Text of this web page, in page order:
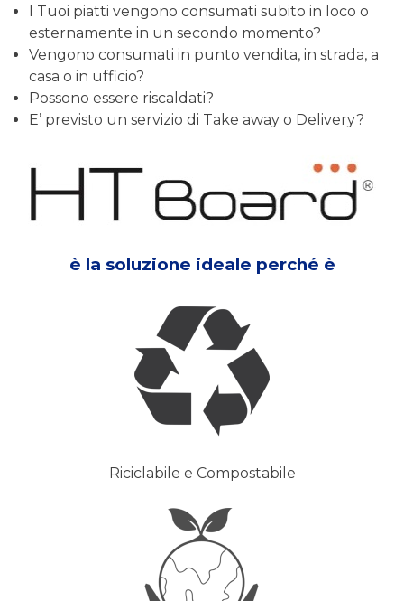
I Tuoi piatti vengono consumati subito in loco o
esternamente in un secondo momento?
Vengono consumati in punto vendita, in strada, a
casa o in ufficio?
Possono essere riscaldati?
E’ previsto un servizio di Take away o Delivery?
è la soluzione ideale perché è
Riciclabile e Compostabile